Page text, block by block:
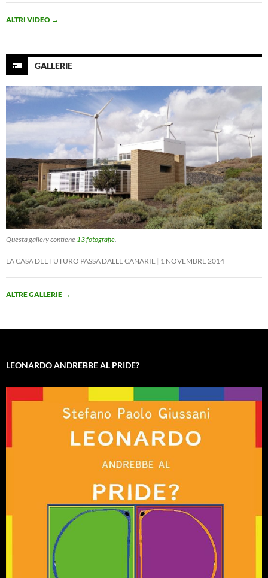
ALTRI VIDEO →
GALLERIE
Questa gallery contiene 13 fotografie
LA CASA DEL FUTURO PASSA DALLE CANARIE 1 NOVEMBRE 2014
ALTRE GALLERIE →
LEONARDO ANDREBBE AL PRIDE?